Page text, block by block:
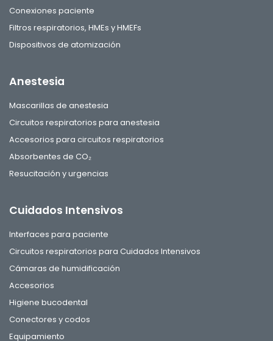
Conexiones paciente
Filtros respiratorios, HMEs y HMEFs
Dispositivos de atomización
Anestesia
Mascarillas de anestesia
Circuitos respiratorios para anestesia
Accesorios para circuitos respiratorios
Absorbentes de CO₂
Resucitación y urgencias
Cuidados Intensivos
Interfaces para paciente
Circuitos respiratorios para Cuidados Intensivos
Cámaras de humidificación
Accesorios
Higiene bucodental
Conectores y codos
Equipamiento